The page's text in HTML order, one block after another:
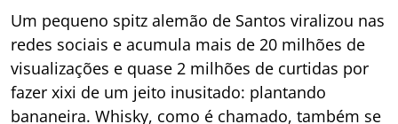
Um pequeno spitz alemão de Santos viralizou nas
redes sociais e acumula mais de 20 milhões de
visualizações e quase 2 milhões de curtidas por
fazer xixi de um jeito inusitado: plantando
bananeira. Whisky, como é chamado, também se